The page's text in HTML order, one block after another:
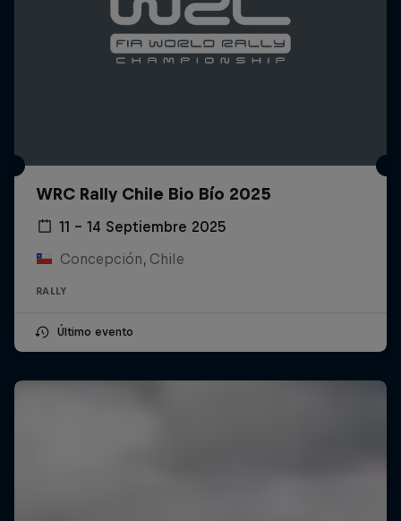
WRC Rally Chile Bio Bío 2025
11 – 14 Septiembre 2025
Concepción, Chile
RALLY
Último evento